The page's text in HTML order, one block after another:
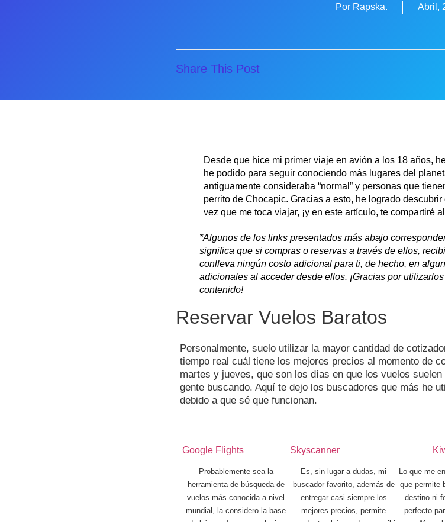
Por Rapska. Abril,
Share This Post
Desde que hice mi primer viaje en avión a los 18 años,
he podido para seguir conociendo más lugares del
antiguamente consideraba “normal” y personas que
perrito de Chocapic. Gracias a esto, he logrado
vez que me toca viajar, ¡y en este artículo, te compartiré
*Algunos de los links presentados más abajo
significa que si compras o reservas a través de ellos,
conlleva ningún costo adicional para ti, de hecho, en
adicionales al acceder desde ellos. ¡Gracias por
contenido!
Reservar Vuelos Baratos
Personalmente, suelo utilizar la mayor cantidad de
tiempo real cuál tiene los mejores precios al momento de
martes y jueves, que son los días en que los vuelos
gente buscando. Aquí te dejo los buscadores que más he
debido a que sé que funcionan.
Google Flights
Probablemente sea la
herramienta de búsqueda de
vuelos más conocida a nivel
mundial, la considero la base
Skyscanner
Es, sin lugar a dudas, mi
buscador favorito, además de
entregar casi siempre los
mejores precios, permite
Lo que me
que permite
destino ni
perfecto